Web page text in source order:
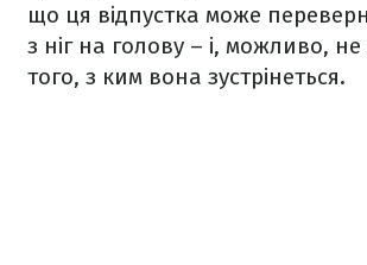
що ця відпустка може
з ніг на голову – і, можливо,
того, з ким вона зустрінеться.